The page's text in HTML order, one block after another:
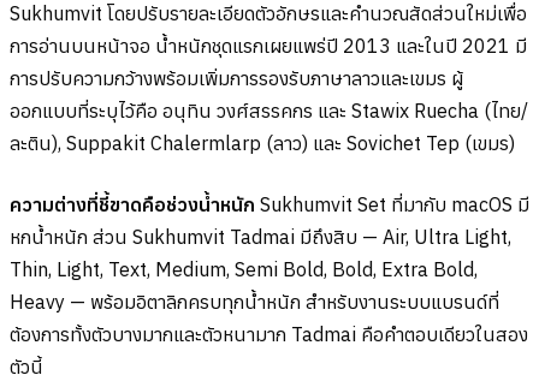
Sukhumvit โดยปรับรายละเอียดตัวอักษรและคำนวณสัดส่วนใหม่เพื่อ
การอ่านบนหน้าจอ น้ำหนักชุดแรกเผยแพร่ปี 2013 และในปี 2021 มี
การปรับความกว้างพร้อมเพิ่มการรองรับภาษาลาวและเขมร ผู้
ออกแบบที่ระบุไว้คือ อนุทิน วงศ์สรรคกร และ Stawix Ruecha (ไทย/
ละติน), Suppakit Chalermlarp (ลาว) และ Sovichet Tep (เขมร)
ความต่างที่ชี้ขาดคือช่วงน้ำหนัก Sukhumvit Set ที่มากับ macOS มี
หกน้ำหนัก ส่วน Sukhumvit Tadmai มีถึงสิบ — Air, Ultra Light,
Thin, Light, Text, Medium, Semi Bold, Bold, Extra Bold,
Heavy — พร้อมอิตาลิกครบทุกน้ำหนัก สำหรับงานระบบแบรนด์ที่
ต้องการทั้งตัวบางมากและตัวหนามาก Tadmai คือคำตอบเดียวในสอง
ตัวนี้